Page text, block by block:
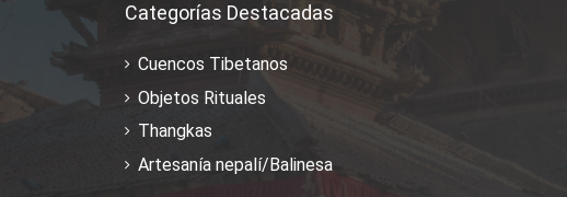
Categorías Destacadas
Cuencos Tibetanos
Objetos Rituales
Thangkas
Artesanía nepalí/Balinesa